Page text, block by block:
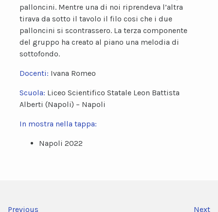
palloncini. Mentre una di noi riprendeva l’altra
tirava da sotto il tavolo il filo cosi che i due
palloncini si scontrassero. La terza componente
del gruppo ha creato al piano una melodia di
sottofondo.
Docenti: Ivana Romeo
Scuola: Liceo Scientifico Statale Leon Battista
Alberti (Napoli) – Napoli
In mostra nella tappa:
Napoli 2022
Previous Next